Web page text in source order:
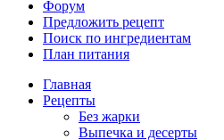
Форум
Предложить рецепт
Поиск по ингредиентам
План питания
Главная
Рецепты
Без жарки
Выпечка и десерты